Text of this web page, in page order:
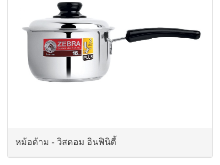
หม้อด้าม - วิสดอม อินฟินิตี้